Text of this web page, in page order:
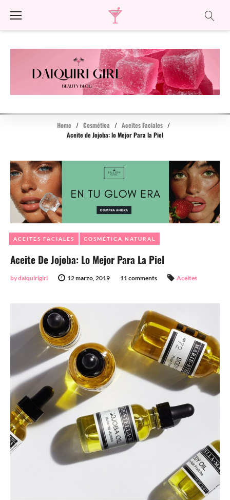
Home / Cosmética / Aceites Faciales /
Aceite de Jojoba: lo Mejor Para la Piel
Aceite De Jojoba: Lo Mejor Para La Piel
by daiquirigirl 12 marzo, 2019 11 comments
ACEITES FACIALES COSMÉTICA NATURAL
Aceites